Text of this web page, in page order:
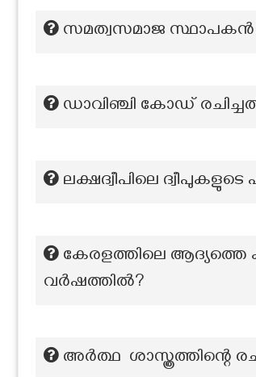
സമത്വസമാജ സ്ഥാപകൻ
ഡാവിഞ്ചി കോഡ്
ലക്ഷദ്വീപിലെ ദ്വീപുകളുടെ
കേരളത്തിലെ ആദ്യത്തെ
വർഷത്തിൽ?
അർത്ഥ ശാസ്ത്രത്തിന്റെ